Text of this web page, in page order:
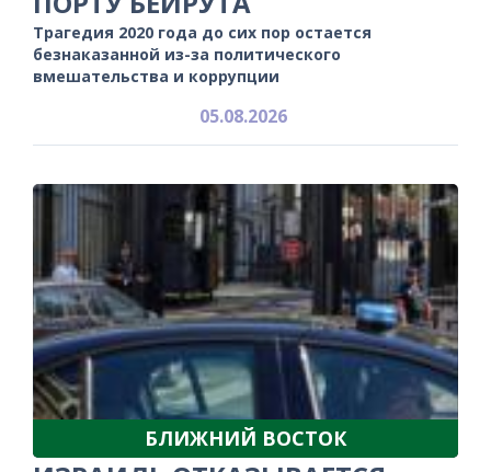
Трагедия 2020 года до сих пор остается
безнаказанной из-за политического
вмешательства и коррупции
05.08.2026
БЛИЖНИЙ ВОСТОК